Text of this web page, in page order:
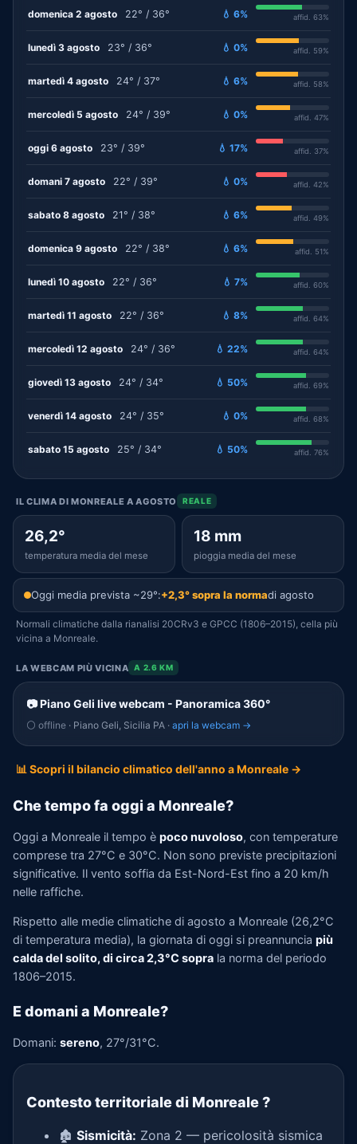
domenica 2 agosto 22° / 36° 💧 6% affid. 63%
lunedì 3 agosto 23° / 36° 💧 0% affid. 59%
martedì 4 agosto 24° / 37° 💧 6% affid. 58%
mercoledì 5 agosto 24° / 39° 💧 0% affid. 47%
oggi 6 agosto 23° / 39° 💧 17% affid. 37%
domani 7 agosto 22° / 39° 💧 0% affid. 42%
sabato 8 agosto 21° / 38° 💧 6% affid. 49%
domenica 9 agosto 22° / 38° 💧 6% affid. 51%
lunedì 10 agosto 22° / 36° 💧 7% affid. 60%
martedì 11 agosto 22° / 36° 💧 8% affid. 64%
mercoledì 12 agosto 24° / 36° 💧 22% affid. 64%
giovedì 13 agosto 24° / 34° 💧 50% affid. 69%
venerdì 14 agosto 24° / 35° 💧 0% affid. 68%
sabato 15 agosto 25° / 34° 💧 50% affid. 76%
IL CLIMA DI MONREALE A AGOSTO REALE
26,2°
temperatura media del mese
18 mm
pioggia media del mese
Oggi media prevista ~29°:+2,3° sopra la normadi agosto
Normali climatiche dalla rianalisi 20CRv3 e GPCC (1806–2015), cella più
vicina a Monreale.
LA WEBCAM PIÙ VICINA A 2.6 KM
📷 Piano Geli live webcam - Panoramica 360°
⚪ offline · Piano Geli, Sicilia PA · apri la webcam →
📊 Scopri il bilancio climatico dell'anno a Monreale →
Che tempo fa oggi a Monreale?
Oggi a Monreale il tempo è poco nuvoloso, con temperature
comprese tra 27°C e 30°C. Non sono previste precipitazioni
significative. Il vento soffia da Est-Nord-Est fino a 20 km/h
nelle raffiche.
Rispetto alle medie climatiche di agosto a Monreale (26,2°C
di temperatura media), la giornata di oggi si preannuncia più
calda del solito, di circa 2,3°C sopra la norma del periodo
1806–2015.
E domani a Monreale?
Domani: sereno, 27°/31°C.
Contesto territoriale di Monreale?
🏚️ Sismicità: Zona 2 — pericolosità sismica